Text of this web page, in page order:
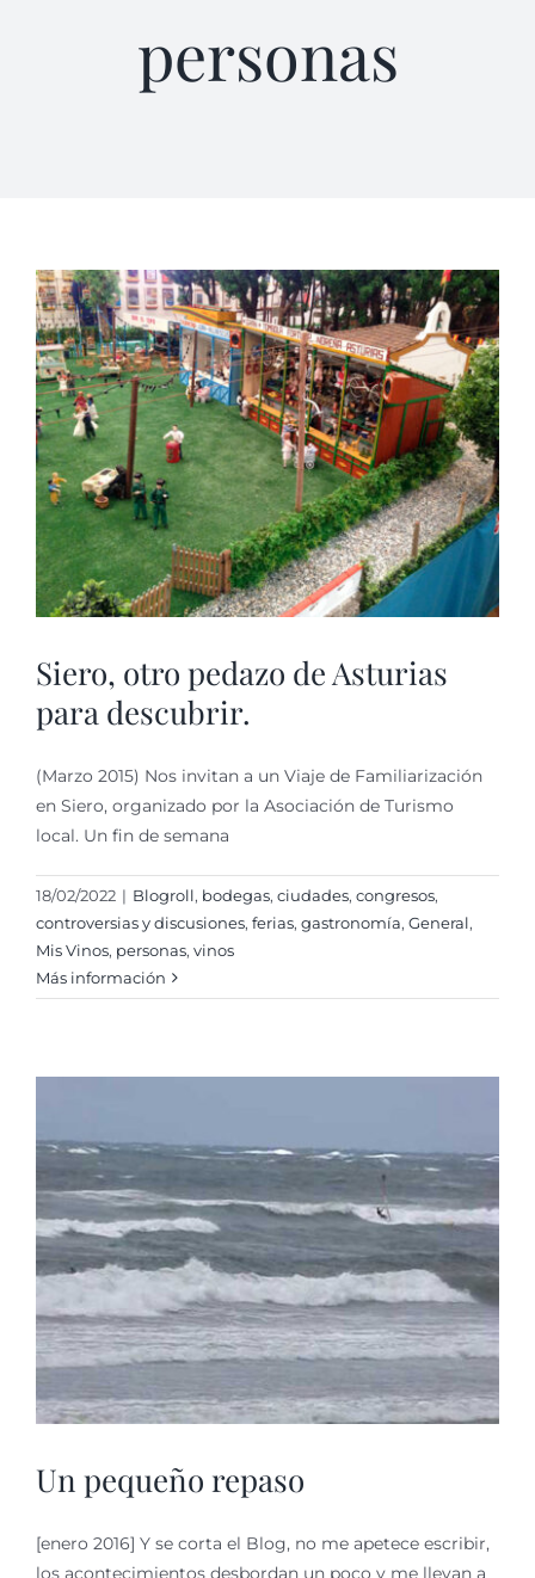
personas
Siero, otro pedazo de Asturias
para descubrir.
(Marzo 2015) Nos invitan a un Viaje de Familiarización
en Siero, organizado por la Asociación de Turismo
local. Un fin de semana
18/02/2022 | Blogroll, bodegas, ciudades, congresos,
controversias y discusiones, ferias, gastronomí­a, General,
Mis Vinos, personas, vinos
Más información
Un pequeño repaso
[enero 2016] Y se corta el Blog, no me apetece escribir,
los acontecimientos desbordan un poco y me llevan a